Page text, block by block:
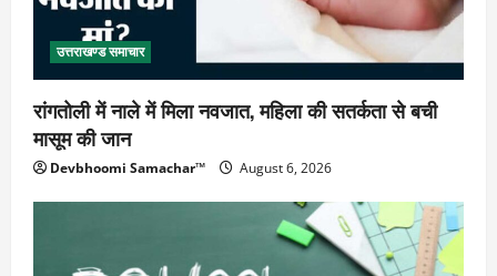
उत्तराखण्ड समाचार
रांगतोली में नाले में मिला नवजात, महिला की सतर्कता से बची
मासूम की जान
Devbhoomi Samachar™ August 6, 2026